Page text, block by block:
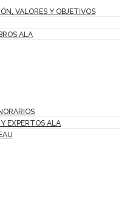
VALORES Y OBJETIVOS
ALA
EXPERTOS ALA